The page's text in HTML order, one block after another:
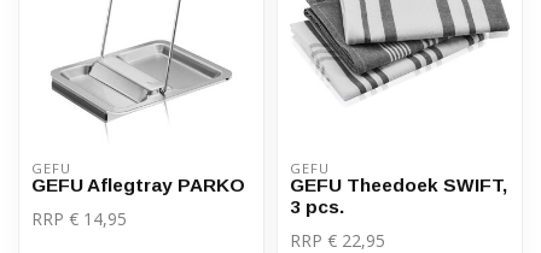
GEFU
GEFU Aflegtray PARKO
RRP € 14,95
GEFU
GEFU Theedoek SWIFT,
3 pcs.
RRP € 22,95